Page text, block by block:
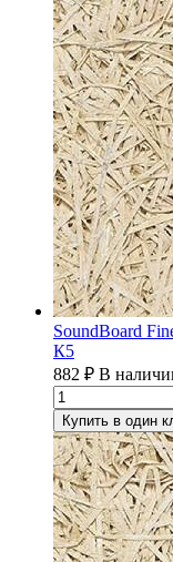
SoundBoard
К5
882 ₽ В
Купить в один